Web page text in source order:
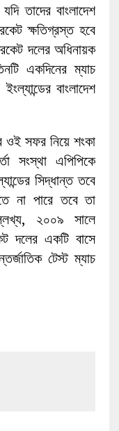
তাদের বাংলাদেশ
ক্ষতিগ্রস্ত হবে
দলের অধিনায়ক
একদিনের ম্যাচ
বাংলাদেশ
ওই সফর নিয়ে শংকা
সংস্থা এপিপিকে
সিদ্ধান্ত তবে
না পারে তবে তা
২০০৯ সালে
দলের একটি বাসে
টেস্ট ম্যাচ